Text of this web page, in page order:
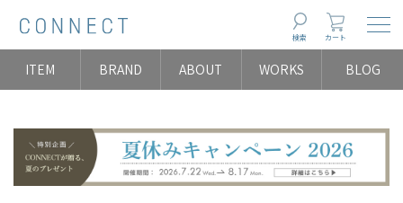
検索 カート
ITEM BRAND ABOUT WORKS BLOG